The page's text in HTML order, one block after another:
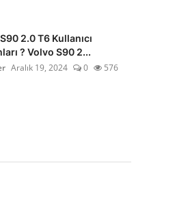
2.0 T6 Kullanıcı
? Volvo S90 2...
Aralık 19, 2024 0 576